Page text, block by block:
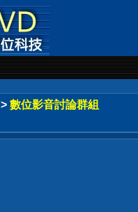
> 數位影音討論群組